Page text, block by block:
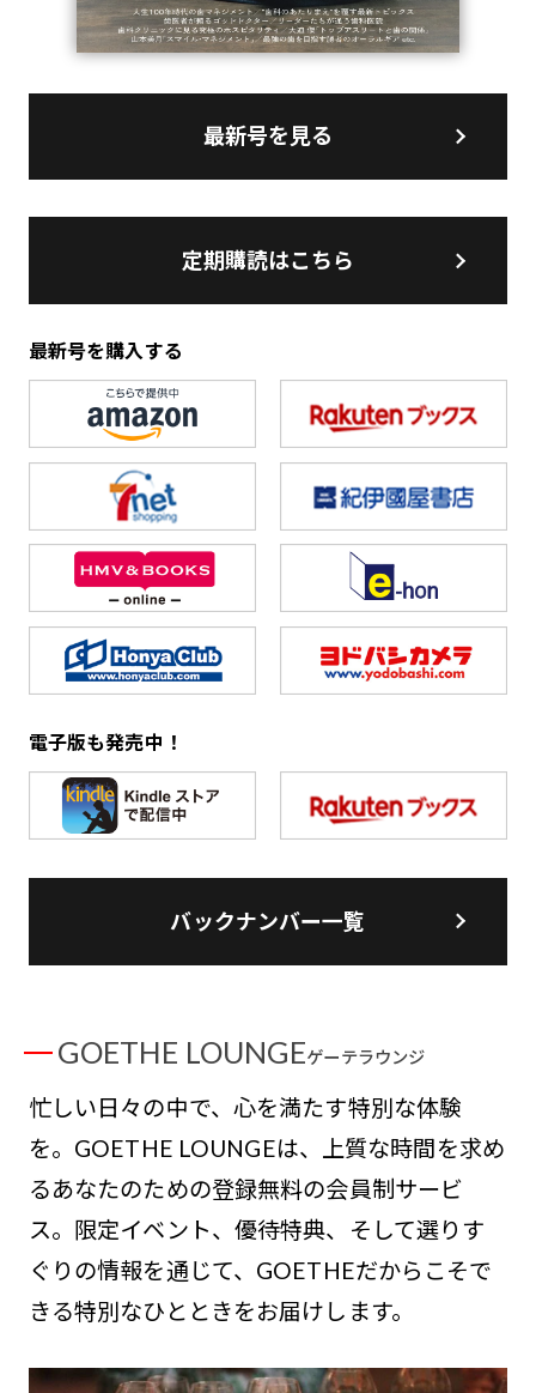
最新号を見る
定期購読はこちら
最新号を購入する
電子版も発売中！
バックナンバー一覧
GOETHE LOUNGEゲーテラウンジ
忙しい日々の中で、心を満たす特別な体験
を。GOETHE LOUNGEは、上質な時間を求め
るあなたのための登録無料の会員制サービ
ス。限定イベント、優待特典、そして選りす
ぐりの情報を通じて、GOETHEだからこそで
きる特別なひとときをお届けします。